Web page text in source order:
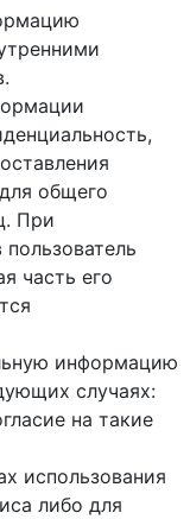
общего
При
часть его
информацию
случаях:
на такие
использования
либо для